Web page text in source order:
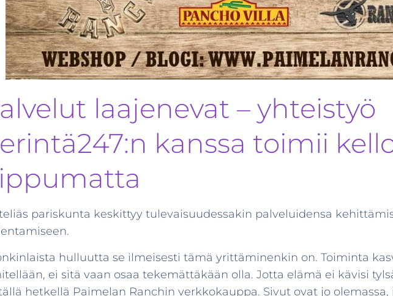
laajenevat – yhteistyö
kanssa toimii
pariskunta keskittyy tulevaisuudessakin palveluidensa
hulluutta se ilmeisesti tämä yrittäminenkin on. Toiminta
ei sitä vaan osaa tekemättäkään olla. Jotta elämä ei kävisi
hetkellä Paimelan Ranchin verkkokauppa. Sivut ovat jo olemassa,